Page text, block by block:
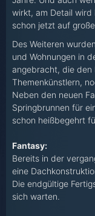
wirkt, am Detail
schon jetzt auf
Des Weiteren
und Wohnungen in
angebracht, die den
Themenkünstlern,
Neben den neuen
Springbrunnen für
schon heißbegehrt
Fantasy:
Bereits in der
eine
Die endgültige
sich warten.